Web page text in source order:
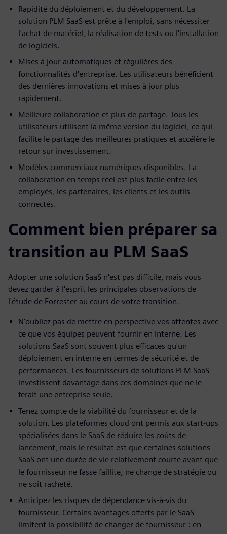
Rapidité du déploiement et du développement. La
solution PLM SaaS est prête à l'emploi, sans nécessiter
l'achat de matériel, la réalisation de tests ou l'installation
de logiciels.
Mises à jour automatiques et régulières des
fonctionnalités d'entreprise. Les utilisateurs bénéficient
des dernières innovations et mises à jour plus
rapidement.
Meilleure collaboration et plus de partage. Tous les
utilisateurs utilisent la même version du logiciel, ce qui
facilite le partage des meilleures pratiques et accélère le
retour sur investissement.
Modèles commerciaux numériques disponibles. La
collaboration en temps réel est plus facile entre les
employés, les partenaires, les clients et les outils
connectés.
Comment bien préparer sa
transition au PLM SaaS
Adopter une solution SaaS n'est pas difficile, mais vous
devez garder à l'esprit les principales observations de
l'étude de Forrester au cours de votre transition.
N'oubliez pas de mettre en perspective vos attentes avec
ce que vos équipes peuvent fournir en interne. Les
solutions SaaS sont souvent plus efficaces qu'un
déploiement en interne en termes de sécurité et de
performances. Les fournisseurs de solutions PLM SaaS
investissent davantage dans ces domaines que ne le
ferait une entreprise seule.
Tenez compte de la viabilité du fournisseur et de la
solution. Les plateformes cloud ont permis aux start-ups
spécialisées dans le SaaS de réduire les coûts de
lancement, mais le résultat est que certaines solutions
SaaS ont une durée de vie relativement courte avant que
le fournisseur ne fasse faillite, ne change de stratégie ou
ne soit racheté.
Anticipez les risques de dépendance vis-à-vis du
fournisseur. Certains avantages offerts par le SaaS
limitent la possibilité de changer de fournisseur : en